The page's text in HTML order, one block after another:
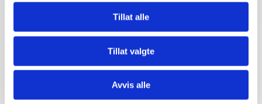
Tillat alle
Tillat valgte
Avvis alle
to personer på den ene siden av broen (som skal
forestille a og b). Den ene holder en ananas i hånden,
mens den andre holder et blåbær. På den andre
hånda (som skal forestille c). Alle personene har en
hatt med et to-tall.